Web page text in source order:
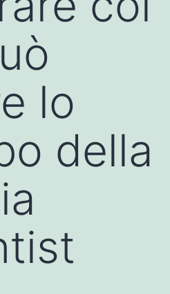
lo
della